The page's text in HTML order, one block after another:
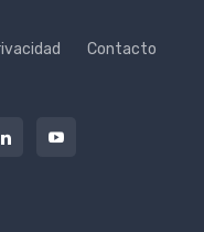
Contacto